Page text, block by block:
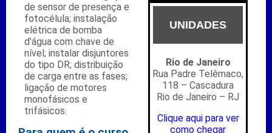
de sensor de presença e
fotocélula; instalação
elétrica de bomba
d’água com chave de
nível; instalar disjuntores
do tipo DR; distribuição
de carga entre as fases;
ligação de motores
monofásicos e
trifásicos.
UNIDADES
Rio de Janeiro
Rua Padre Telêmaco,
118 – Cascadura
Rio de Janeiro – RJ
Clique aqui para ver
como chegar